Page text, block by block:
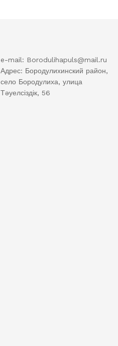
e-mail: Borodulihapuls@mail.ru
Адрес: Бородулихинский район,
село Бородулиха, улица
Тәуелсіздік, 56